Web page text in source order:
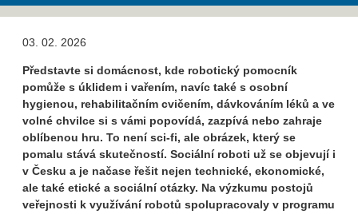
03. 02. 2026
Představte si domácnost, kde robotický pomocník
pomůže s úklidem i vařením, navíc také s osobní
hygienou, rehabilitačním cvičením, dávkováním léků a ve
volné chvilce si s vámi popovídá, zazpívá nebo zahraje
oblíbenou hru. To není sci-fi, ale obrázek, který se
pomalu stává skutečností. Sociální roboti už se objevují i
v Česku a je načase řešit nejen technické, ekonomické,
ale také etické a sociální otázky. Na výzkumu postojů
veřejnosti k využívání robotů spolupracovaly v programu